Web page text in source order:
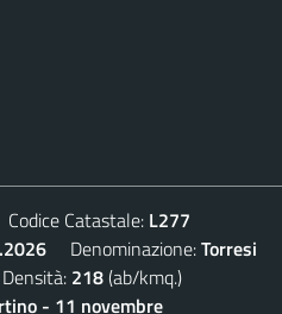
Codice Catastale: L277
Denominazione:Torresi
218(ab/kmq.)
- 11 novembre